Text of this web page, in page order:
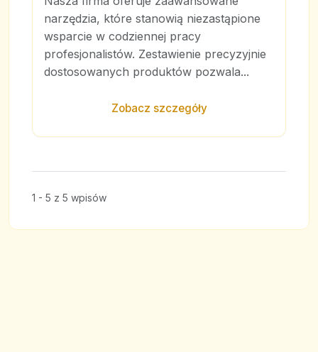
narzędzia, które stanowią niezastąpione
wsparcie w codziennej pracy
profesjonalistów. Zestawienie precyzyjnie
dostosowanych produktów pozwala...
Zobacz szczegóły
1 - 5 z 5 wpisów